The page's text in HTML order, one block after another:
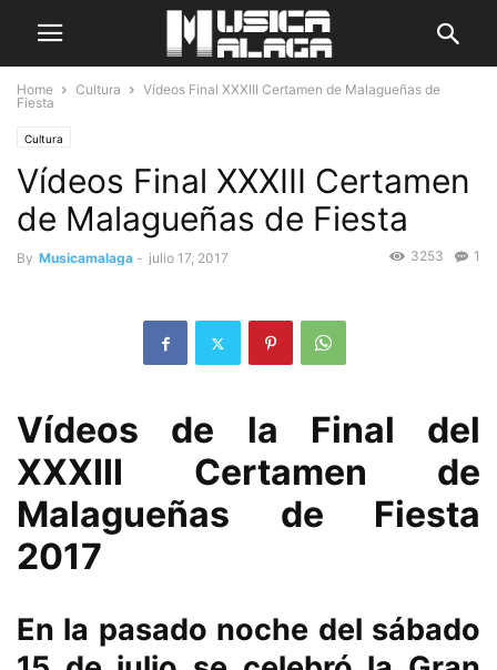
Home Cultura
Vídeos Final XXXIII Certamen de Malagueñas de
Fiesta
Cultura
Vídeos Final XXXIII Certamen
de Malagueñas de Fiesta
By Musicamalaga - julio 17, 2017 1
3253
Vídeos de la Final del
XXXIII Certamen de
Malagueñas de Fiesta
2017
En la pasado noche del sábado